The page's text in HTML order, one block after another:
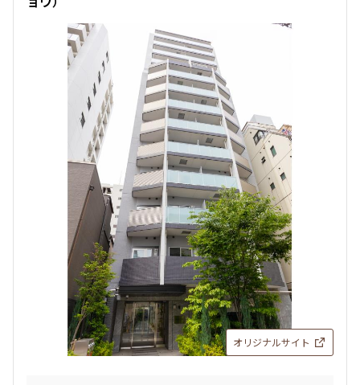
駅近
お問合せ
１５０２
250,000円18,000円
1.0ヶ月 無
1LD･K+WIC+SIC38.14㎡
三井の賃貸 駅近 ペット可
お問合せ 追加
オリジナルサイト